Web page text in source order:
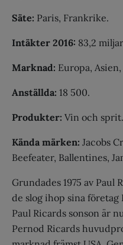
Säte: Paris, Frankrike.
Intäkter 2016: 83,2
Marknad: Europa,
Anställda: 18 500.
Produkter: Vin och sprit.
Kända märken: Jacobs
Beefeater, Ballentines,
Grundades 1975 av Paul
de slog ihop sina företag
Paul Ricards sonson är
Pernod Ricards